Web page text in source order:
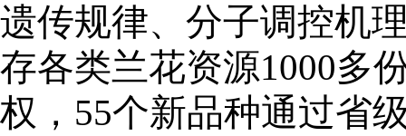
遗传规律、分子调控机
存各类兰花资源1000多
权，55个新品种通过省